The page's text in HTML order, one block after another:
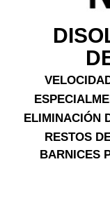
ELIMINACIÓN
RESTOS
BARNICES